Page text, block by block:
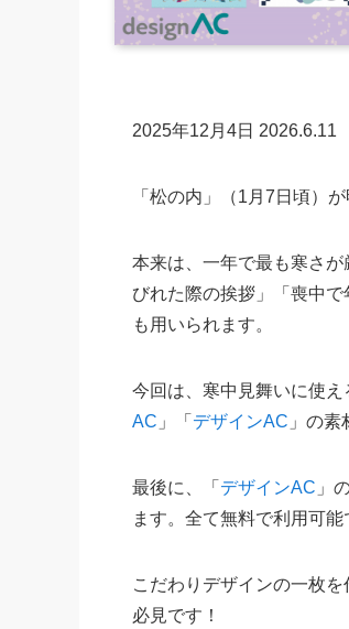
2025年12月4日 2026.6.11
「松の内」（1月7日頃）
本来は、一年で最も寒さ
びれた際の挨拶」「喪中
も用いられます。
今回は、寒中見舞いに使
AC 」「 デザインAC 」の
最後に、「 デザインAC 」
ます。全て無料で利用可能
こだわりデザインの一枚
必見です！